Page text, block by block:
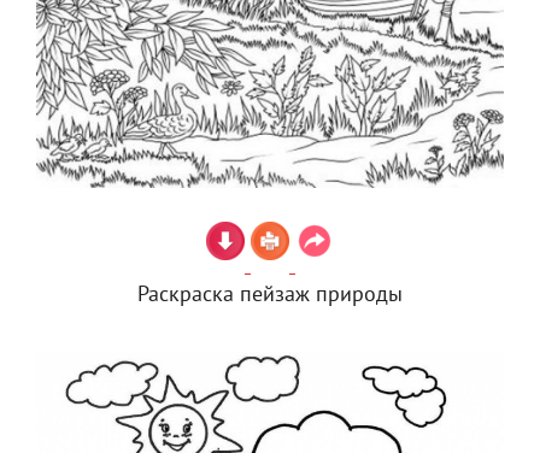
Раскраска пейзаж природы